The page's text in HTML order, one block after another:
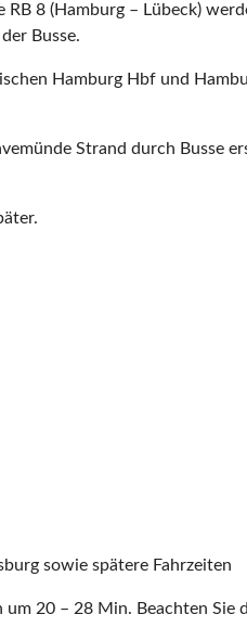
8 (Hamburg – Lübeck)
Busse.
Hamburg Hbf und
Strand durch Busse
sowie spätere Fahrzeiten
20 – 28 Min. Beachten Sie